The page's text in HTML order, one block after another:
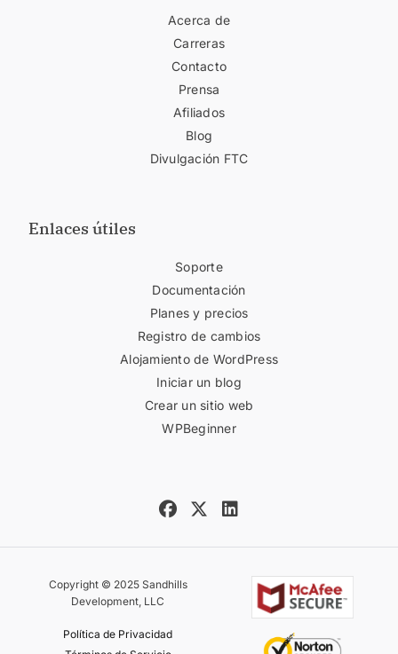
Acerca de
Carreras
Contacto
Prensa
Afiliados
Blog
Divulgación FTC
Enlaces útiles
Soporte
Documentación
Planes y precios
Registro de cambios
Alojamiento de WordPress
Iniciar un blog
Crear un sitio web
WPBeginner
Copyright © 2025 Sandhills
Development, LLC
Política de Privacidad